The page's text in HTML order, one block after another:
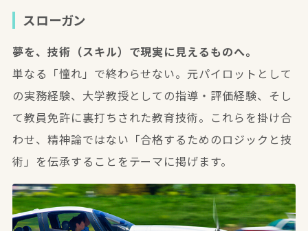
スローガン
夢を、技術（スキル）で現実に見えるものへ。
単なる「憧れ」で終わらせない。元パイロットとして
の実務経験、大学教授としての指導・評価経験、そし
て教員免許に裏打ちされた教育技術。これらを掛け合
わせ、精神論ではない「合格するためのロジックと技
術」を伝承することをテーマに掲げます。